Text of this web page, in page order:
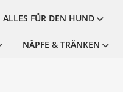
ALLES FÜR DEN HUND
NÄPFE & TRÄNKEN